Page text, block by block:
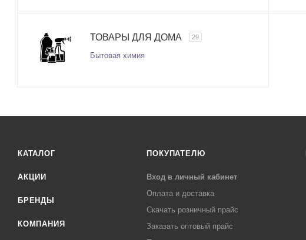
ТОВАРЫ ДЛЯ ДОМА 29
Бытовая химия
КАТАЛОГ
АКЦИИ
БРЕНДЫ
КОМПАНИЯ
ПОКУПАТЕЛЮ
Вход в личный кабинет
Оплата и доставка
Скачать розничный прайс
Заказать оптовый прайс